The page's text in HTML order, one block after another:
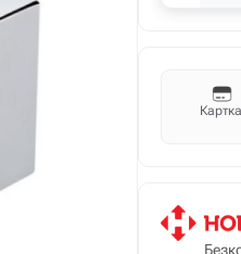
Картка